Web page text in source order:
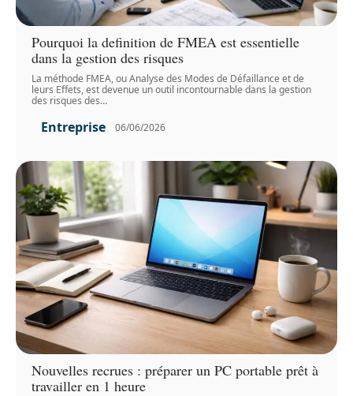
Pourquoi la definition de FMEA est essentielle
dans la gestion des risques
La méthode FMEA, ou Analyse des Modes de Défaillance et de
leurs Effets, est devenue un outil incontournable dans la gestion
des risques des…
Entreprise 06/06/2026
Nouvelles recrues : préparer un PC portable prêt à
travailler en 1 heure